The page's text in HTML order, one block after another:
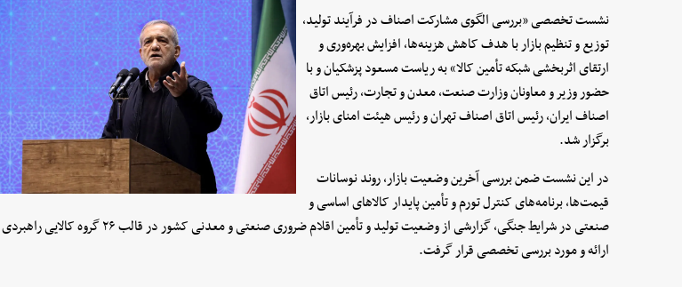
نشست تخصصی «بررسی الگوی مشارکت اصناف در فرآیند تولید،
توزیع و تنظیم بازار با هدف کاهش هزینه‌ها، افزایش بهره‌وری و
ارتقای اثربخشی شبکه تأمین کالا» به ریاست مسعود پزشکیان و با
حضور وزیر و معاونان وزارت صنعت، معدن و تجارت، رئیس اتاق
اصناف ایران، رئیس اتاق اصناف تهران و رئیس هیئت امنای بازار،
برگزار شد.
در این نشست ضمن بررسی آخرین وضعیت بازار، روند نوسانات
قیمت‌ها، برنامه‌های کنترل تورم و تأمین پایدار کالاهای اساسی و
صنعتی در شرایط جنگی، گزارشی از وضعیت تولید و تأمین اقلام ضروری صنعتی و معدنی کشور در قالب ۲۶ گروه کالایی راهبردی
ارائه و مورد بررسی تخصصی قرار گرفت.